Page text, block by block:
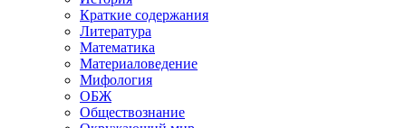
Краткие содержания
Литература
Математика
Материаловедение
Мифология
ОБЖ
Обществознание